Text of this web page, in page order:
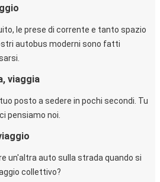
le prese di corrente e tanto spazio
autobus moderni sono fatti
viaggia
posto a sedere in pochi secondi. Tu
pensiamo noi.
un'altra auto sulla strada quando si
collettivo?